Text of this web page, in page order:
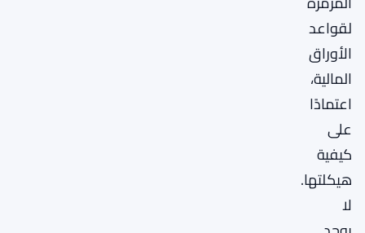
لقواعد
الأوراق
المالية،
اعتمادًا
على
كيفية
هيكلتها.
لا